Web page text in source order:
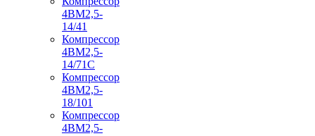
4ВМ2,5-
14/41
Компрессор
4ВМ2,5-
14/71C
Компрессор
4ВМ2,5-
18/101
Компрессор
4ВМ2,5-